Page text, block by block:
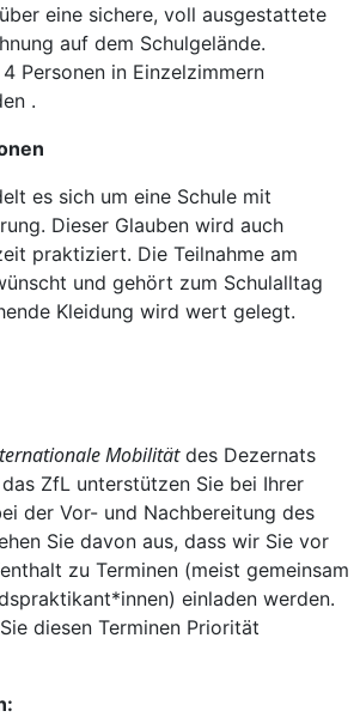
eine sichere, voll ausgestattete
auf dem Schulgelände.
Personen in Einzelzimmern
.
es sich um eine Schule mit
Dieser Glauben wird auch
praktiziert. Die Teilnahme am
und gehört zum Schulalltag
Kleidung wird wert gelegt.
Mobilitätdes Dezernats
ZfL unterstützen Sie bei Ihrer
der Vor- und Nachbereitung des
Sie davon aus, dass wir Sie vor
zu Terminen (meist gemeinsam
einladen werden.
diesen Terminen Priorität